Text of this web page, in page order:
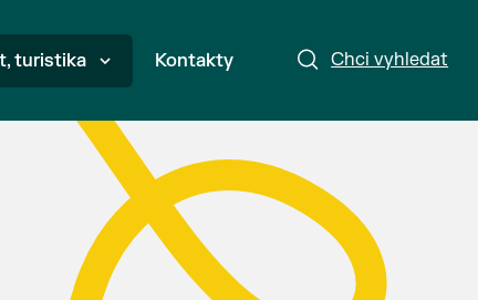
Chci vyhledat
turistika Kontakty